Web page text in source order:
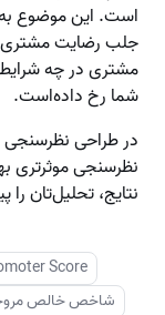
است. این موضوع
جلب رضایت مشتری
مشتری در چه
شما رخ داده‌است.
نظرسنجی موثرتری
نتایج، تحلیل‌تان را
Score
شاخص خالص